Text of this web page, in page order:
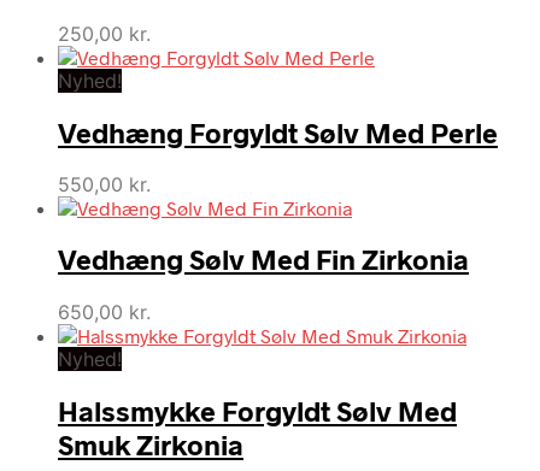
250,00 kr.
Nyhed!
Vedhæng Forgyldt Sølv Med Perle
550,00 kr.
Vedhæng Sølv Med Fin Zirkonia
650,00 kr.
Nyhed!
Halssmykke Forgyldt Sølv Med
Smuk Zirkonia